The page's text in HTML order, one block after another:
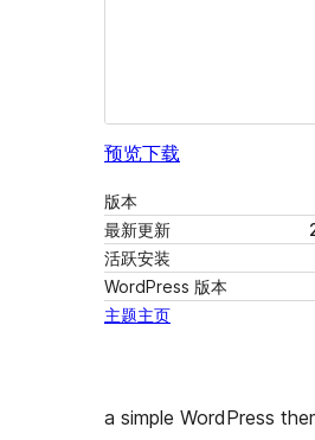
预览下载
版本
最新更新
活跃安装
WordPress 版本
主题主页
a simple WordPress